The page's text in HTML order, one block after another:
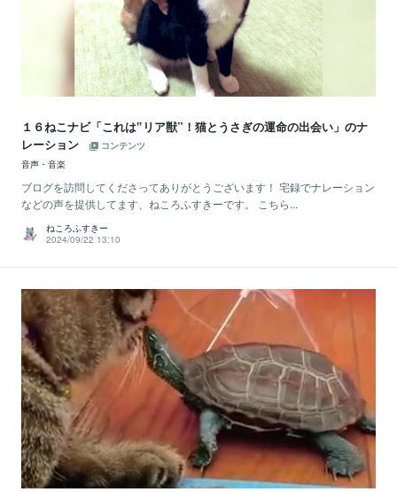
１６ねこナビ「これは‟リア獣”！猫とうさぎの運命の出会い」のナ
レーション
コンテンツ
音声・音楽
ブログを訪問してくださってありがとうございます！ 宅録でナレーション
などの声を提供してます、ねころふすきーです。 こちら...
ねころふすきー
2024/09/22 13:10